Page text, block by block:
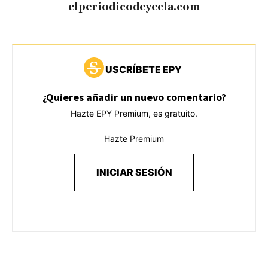
elperiodicodeyecla.com
USCRÍBETE EPY
¿Quieres añadir un nuevo comentario?
Hazte EPY Premium, es gratuito.
Hazte Premium
INICIAR SESIÓN